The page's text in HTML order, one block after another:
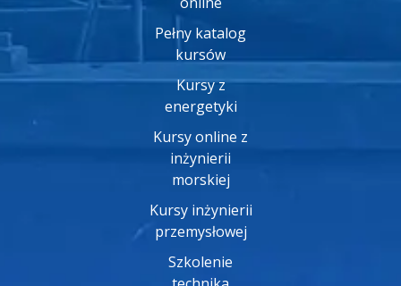
Pełny katalog
kursów
Kursy z
energetyki
Kursy online z
inżynierii
morskiej
Kursy inżynierii
przemysłowej
Szkolenie